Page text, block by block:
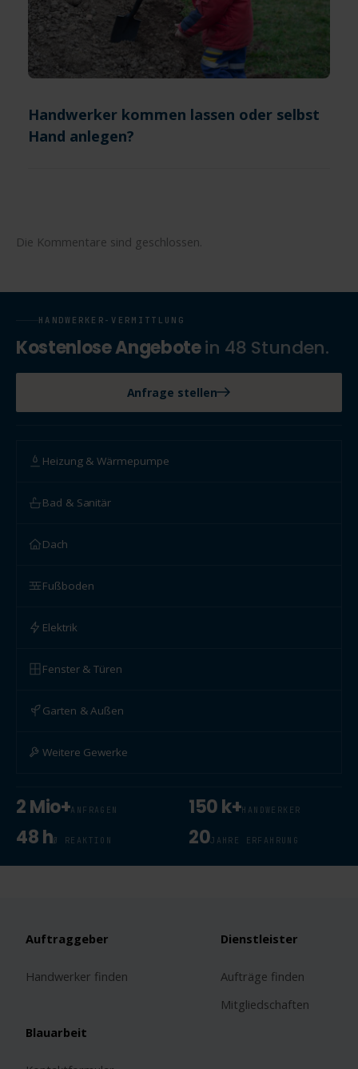
Handwerker kommen lassen oder selbst
Hand anlegen?
Die Kommentare sind geschlossen.
HANDWERKER-VERMITTLUNG
Kostenlose Angebotein 48 Stunden.
Anfrage stellen
Heizung & Wärmepumpe
Bad & Sanitär
Dach
Fußboden
Elektrik
Fenster & Türen
Garten & Außen
Weitere Gewerke
2 Mio+ANFRAGEN 150 k+HANDWERKER
48 hØ REAKTION 20JAHRE ERFAHRUNG
Auftraggeber
Handwerker finden
Dienstleister
Aufträge finden
Mitgliedschaften
Blauarbeit